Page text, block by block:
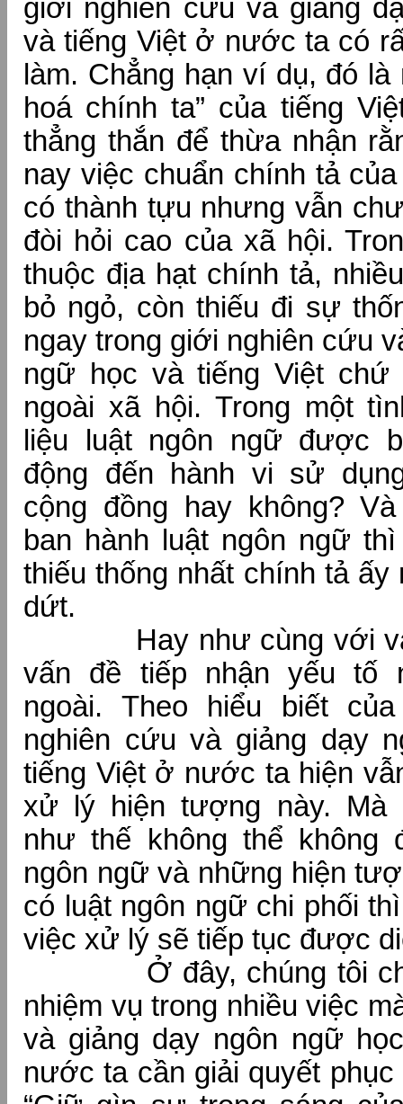
giới nghiên cứu và giảng
và tiếng Việt ở nước ta có
làm. Chẳng hạn ví dụ, đó là
hoá chính ta” của tiếng
thẳng thắn để thừa nhận
nay việc chuẩn chính tả
có thành tựu nhưng vẫn
đòi hỏi cao của xã hội.
thuộc địa hạt chính tả,
bỏ ngỏ, còn thiếu đi sự
ngay trong giới nghiên cứu
ngữ học và tiếng Việt
ngoài xã hội. Trong một
liệu luật ngôn ngữ được
động đến hành vi sử
cộng đồng hay không?
ban hành luật ngôn ngữ
thiếu thống nhất chính tả
dứt.
Hay như cùng với
vấn đề tiếp nhận yếu tố
ngoài. Theo hiểu biết
nghiên cứu và giảng dạy
tiếng Việt ở nước ta hiện
xử lý hiện tượng này. Mà
như thế không thể không
ngôn ngữ và những hiện
có luật ngôn ngữ chi phối
việc xử lý sẽ tiếp tục được
Ở đây, chúng tôi chỉ
nhiệm vụ trong nhiều việc
và giảng dạy ngôn ngữ
nước ta cần giải quyết